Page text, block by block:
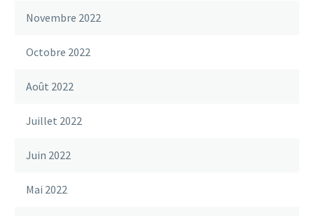
Novembre 2022
Octobre 2022
Août 2022
Juillet 2022
Juin 2022
Mai 2022